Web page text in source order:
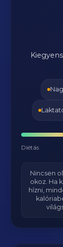
Diétás
Nincsen
okoz. Ha
hízni,